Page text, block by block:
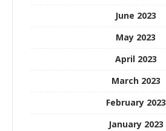
June 2023
May 2023
April 2023
March 2023
February 2023
January 2023